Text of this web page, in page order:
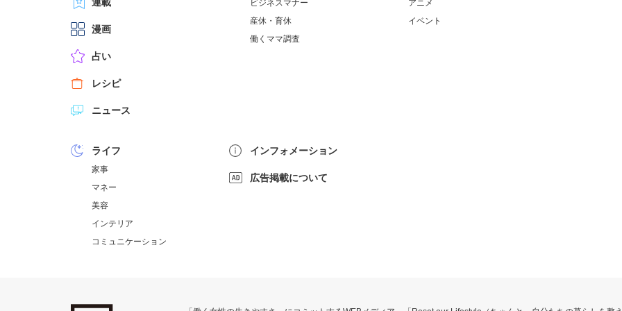
漫画
占い
レシピ
ニュース
ビジネスマナー
産休・育休
働くママ調査
アニメ
イベント
ライフ
家事
マネー
美容
インテリア
コミュニケーション
インフォメーション
広告掲載について